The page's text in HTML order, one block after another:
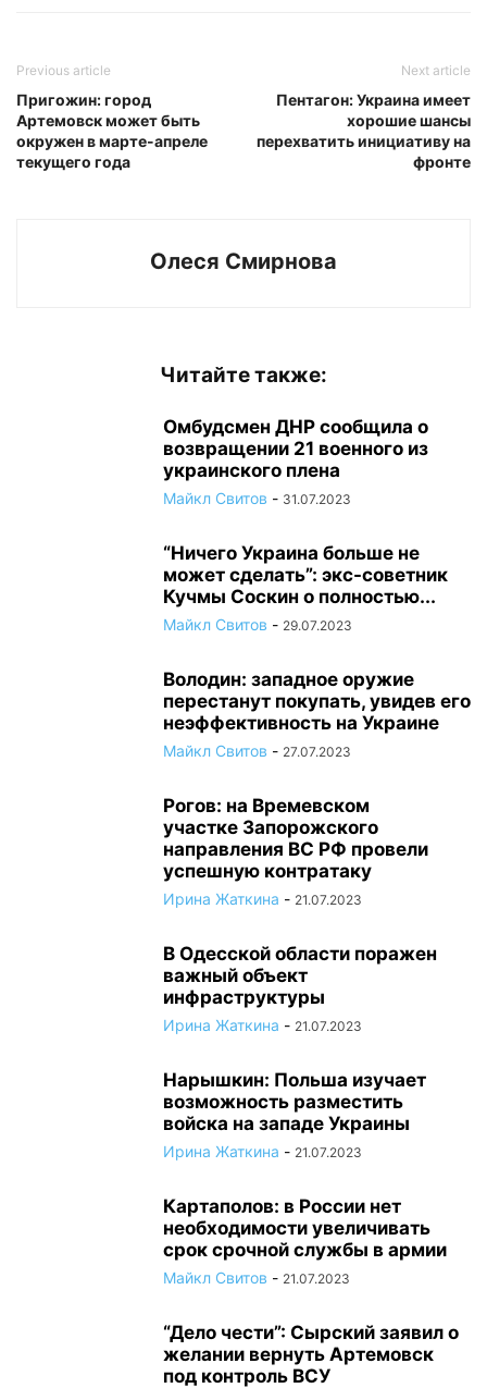
Previous article
Пригожин: город
Артемовск может быть
окружен в марте-апреле
текущего года
Next article
Пентагон: Украина имеет
хорошие шансы
перехватить инициативу на
фронте
Олеся Смирнова
Читайте также:
Омбудсмен ДНР сообщила о
возвращении 21 военного из
украинского плена
Майкл Свитов - 31.07.2023
“Ничего Украина больше не
может сделать”: экс-советник
Кучмы Соскин о полностью...
Майкл Свитов - 29.07.2023
Володин: западное оружие
перестанут покупать, увидев его
неэффективность на Украине
Майкл Свитов - 27.07.2023
Рогов: на Времевском
участке Запорожского
направления ВС РФ провели
успешную контратаку
Ирина Жаткина - 21.07.2023
В Одесской области поражен
важный объект
инфраструктуры
Ирина Жаткина - 21.07.2023
Нарышкин: Польша изучает
возможность разместить
войска на западе Украины
Ирина Жаткина - 21.07.2023
Картаполов: в России нет
необходимости увеличивать
срок срочной службы в армии
Майкл Свитов - 21.07.2023
“Дело чести”: Сырский заявил о
желании вернуть Артемовск
под контроль ВСУ